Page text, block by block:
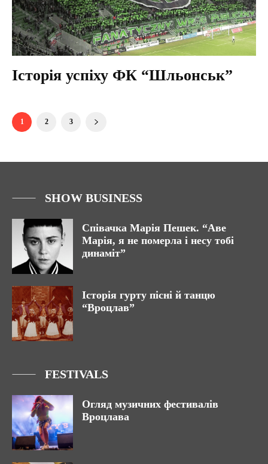
Історія успіху ФК “Шльонськ”
1 2 3
SHOW BUSINESS
Співачка Марія Пешек. “Аве
Марія, я не померла і несу тобі
динаміт”
Історія гурту пісні й танцю
“Вроцлав”
FESTIVALS
Огляд музичних фестивалів
Вроцлава